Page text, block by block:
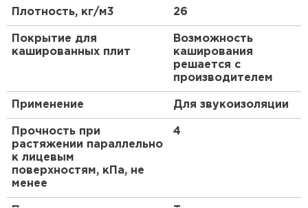
Плотность, кг/м3 26
Покрытие для
кашированных плит
Возможность
каширования
решается с
производителем
Применение Для звукоизоляции
Прочность при
растяжении параллельно
к лицевым
поверхностям, кПа, не
менее
4
Утеплитель Paroc